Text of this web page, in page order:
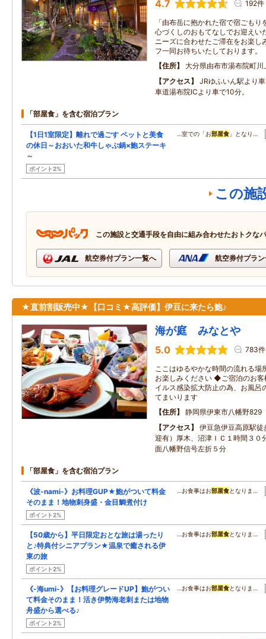
4.7 192件
「由布岳に抱かれた宿で宿ごも
心づくしのおもてなしでお迎えい
ニーズに合わせたご滞在をお楽し
フ一同お待ちいたしております。
住所
大分県由布市湯布院町
アクセス
JRゆふいん駅より
車道湯布院ICより車で10分。
「部屋食」を含む宿泊プラン
【1日1室限定】離れで過ごす ペットと美食
の休日～おおいた和牛しゃぶ鍋×鮑ステーキ
～
ポイント2%
…室での「お部屋食 」となり…
この施
この施設と交通手段を自由に組み合わせたおトクな
航空券付プラン一覧へ 航空券付プラ
★直前割販売中★【口コミ★高評価】伊豆に来たら鮑♪
海が庭 みなとや
5.0 783件
ここはゆるやかな時間の流れる場
お楽しみください ◆ご宿泊のお
イルス感染拡大防止の為、お風呂
てまいります
住所
静岡県伊東市八幡野829
アクセス
伊豆急伊豆高原駅
迎有）厚木、沼津ＩＣ１時間３０
面八幡野信号左折５分
「部屋食」を含む宿泊プラン
《波-nami-》お料理GUP★鮑がついて料金
そのまま！地物刺身盛・金目鯛煮付け
ポイント2%
…お食事はお部屋食となりま…
【50歳から】平日限定おとな旅は湯ったり
と♪特典付シニアプラン★温泉で癒される伊
東の旅
ポイント2%
…お食事はお部屋食となりま…
《-海umi-》【お料理グレードUP】鮑がつい
て料金そのまま！活き伊勢海老刺または地物
舟盛から選べる♪
ポイント2%
…お食事はお部屋食となりま…